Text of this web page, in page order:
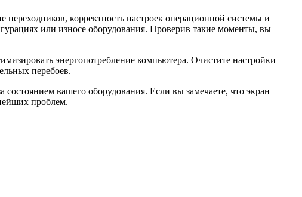
корректность настроек операционной системы и
или износе оборудования. Проверив такие моменты, вы
энергопотребление компьютера. Очистите настройки
перебоев.
вашего оборудования. Если вы замечаете, что экран
проблем.